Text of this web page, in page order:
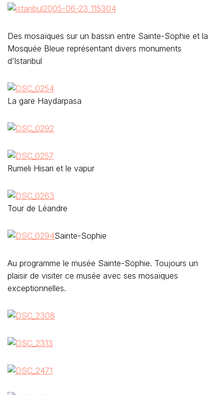
Des mosaïques sur un bassin entre Sainte-Sophie et la
Mosquée Bleue représentant divers monuments
d’Istanbul
La gare Haydarpasa
Rumeli Hisari et le vapur
Tour de Léandre
Sainte-Sophie
Au programme le musée Sainte-Sophie. Toujours un
plaisir de visiter ce musée avec ses mosaïques
exceptionnelles.